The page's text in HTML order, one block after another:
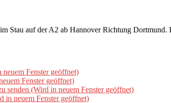
Stau auf der A2 ab Hannover Richtung Dortmund.
Fenster geöffnet)
Fenster geöffnet)
senden (Wird in neuem Fenster geöffnet)
in neuem Fenster geöffnet)